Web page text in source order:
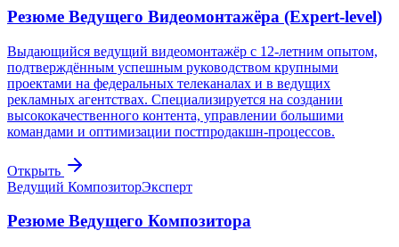
Резюме Ведущего Видеомонтажёра (Expert-level)
Выдающийся ведущий видеомонтажёр с 12-летним опытом,
подтверждённым успешным руководством крупными
проектами на федеральных телеканалах и в ведущих
рекламных агентствах. Специализируется на создании
высококачественного контента, управлении большими
командами и оптимизации постпродакшн-процессов.
Открыть
Ведущий КомпозиторЭксперт
Резюме Ведущего Композитора